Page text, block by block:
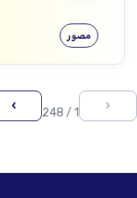
مصور
‹
1 / 248
›